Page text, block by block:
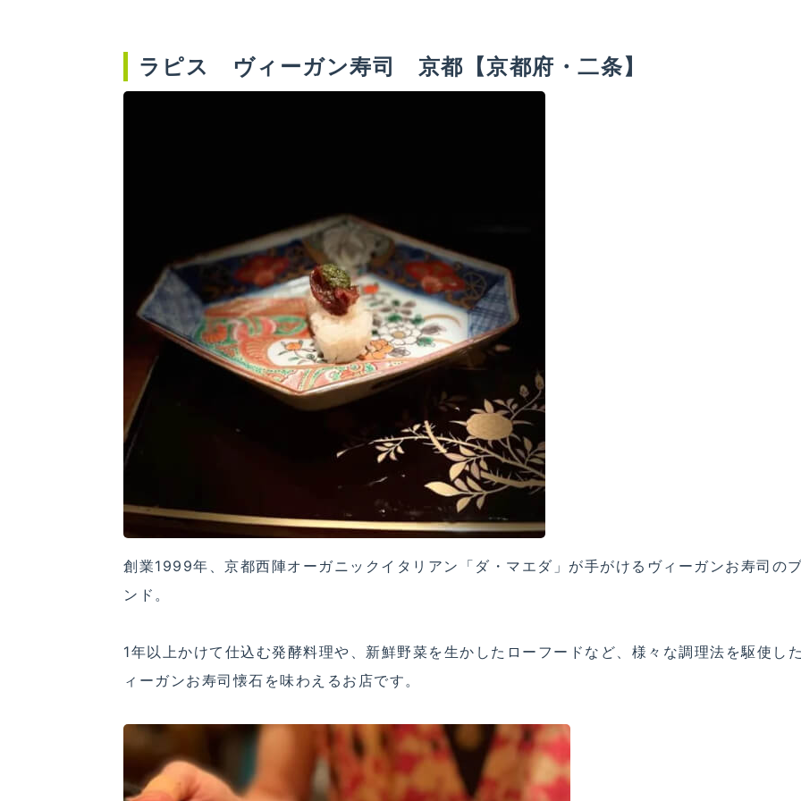
ラピス ヴィーガン寿司 京都【京都府・二条】
創業1999年、京都西陣オーガニックイタリアン「ダ・マエダ」が手がけるヴィーガンお寿司の
ンド。
1年以上かけて仕込む発酵料理や、新鮮野菜を生かしたローフードなど、様々な調理法を駆使し
ィーガンお寿司懐石を味わえるお店です。